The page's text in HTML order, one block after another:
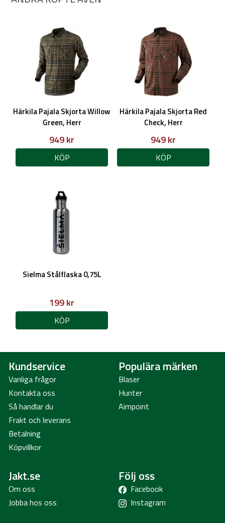
Härkila Pajala Skjorta Willow
Green, Herr
949 kr
KÖP
Härkila Pajala Skjorta Red
Check, Herr
949 kr
KÖP
Sielma Stålflaska 0,75L
199 kr
KÖP
Kundservice
Vanliga frågor
Kontakta oss
Så handlar du
Frakt och leverans
Betalning
Köpvillkor
Populära märken
Blaser
Hunter
Aimpoint
Jakt.se
Om oss
Jobba hos oss
Följ oss
Facebook
Instagram